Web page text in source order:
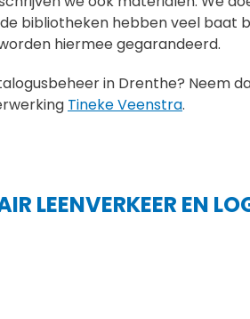
bibliotheken hebben veel baat
hiermee gegarandeerd.
in Drenthe? Neem
Tineke Veenstra.
LEENVERKEER EN